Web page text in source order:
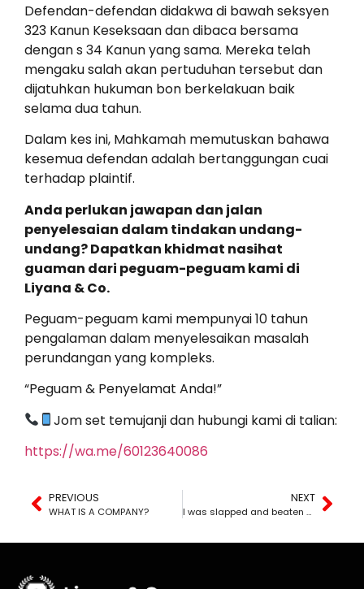
Defendan-defendan didakwa di bawah seksyen
323 Kanun Keseksaan dan dibaca bersama
dengan s 34 Kanun yang sama. Mereka telah
mengaku salah akan pertuduhan tersebut dan
dijatuhkan hukuman bon berkelakuan baik
selama dua tahun.
Dalam kes ini, Mahkamah memutuskan bahawa
kesemua defendan adalah bertanggungan cuai
terhadap plaintif.
Anda perlukan jawapan dan jalan
penyelesaian dalam tindakan undang-
undang? Dapatkan khidmat nasihat
guaman dari peguam-peguam kami di
Liyana & Co.
Peguam-peguam kami mempunyai 10 tahun
pengalaman dalam menyelesaikan masalah
perundangan yang kompleks.
“Peguam & Penyelamat Anda!”
Jom set temujanji dan hubungi kami di talian:
https://wa.me/60123640086
PREVIOUS
WHAT IS A COMPANY?
NEXT
I was slapped and beaten by my husband, is it my fault?